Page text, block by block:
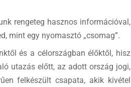
rengeteg hasznos információval,
mint egy nyomasztó „csomag”.
és a célországban élőktől, hisz
utazás előtt, az adott ország jogi,
felkészült csapata, akik kivétel